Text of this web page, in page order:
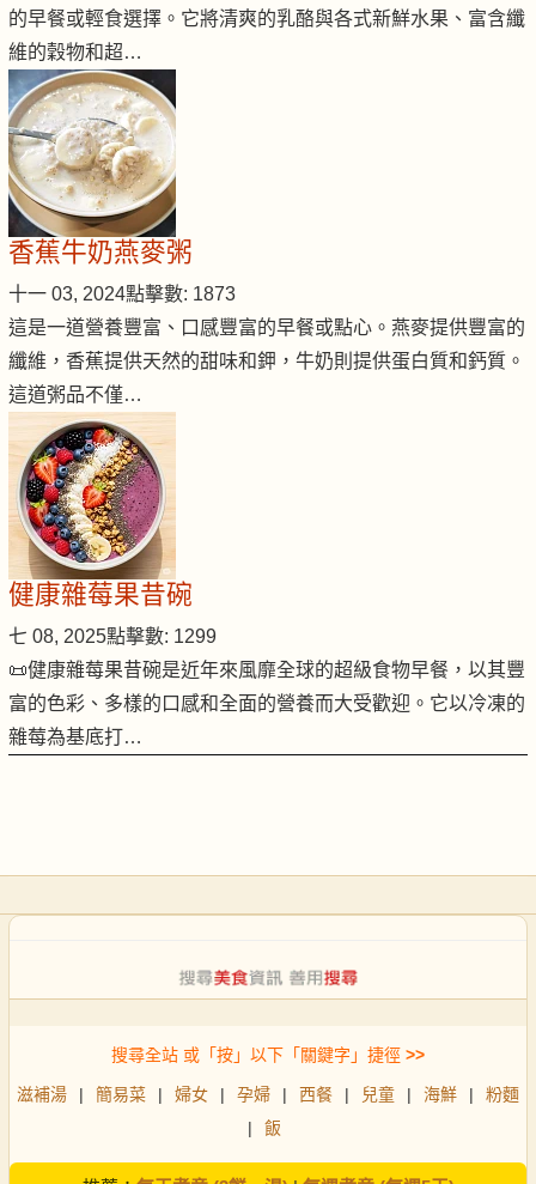
的早餐或輕食選擇。它將清爽的乳酪與各式新鮮水果、富含纖
維的穀物和超…
香蕉牛奶燕麥粥
十一 03, 2024點擊數: 1873
這是一道營養豐富、口感豐富的早餐或點心。燕麥提供豐富的
纖維，香蕉提供天然的甜味和鉀，牛奶則提供蛋白質和鈣質。
這道粥品不僅…
健康雜莓果昔碗
七 08, 2025點擊數: 1299
📜健康雜莓果昔碗是近年來風靡全球的超級食物早餐，以其豐
富的色彩、多樣的口感和全面的營養而大受歡迎。它以冷凍的
雜莓為基底打…
搜尋全站 或「按」以下「關鍵字」捷徑 >>
滋補湯 | 簡易菜 | 婦女 | 孕婦 | 西餐 | 兒童 | 海鮮 |
粉麵
|
飯